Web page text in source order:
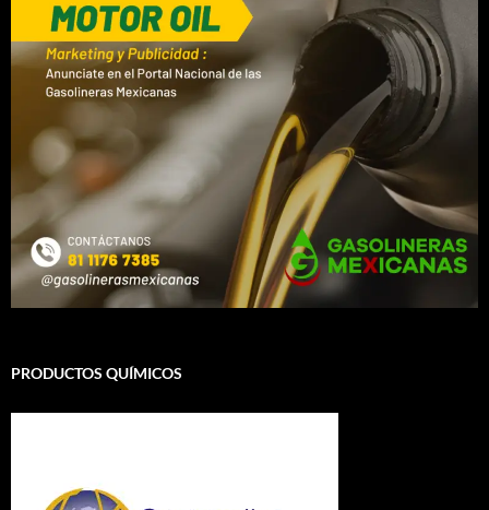
PRODUCTOS QUÍMICOS